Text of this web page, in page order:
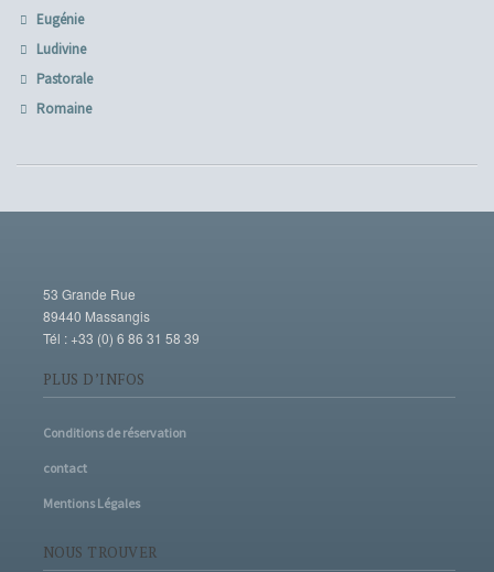
Eugénie
Ludivine
Pastorale
Romaine
53 Grande Rue
89440 Massangis
Tél : +33 (0) 6 86 31 58 39
PLUS D’INFOS
Conditions de réservation
contact
Mentions Légales
NOUS TROUVER